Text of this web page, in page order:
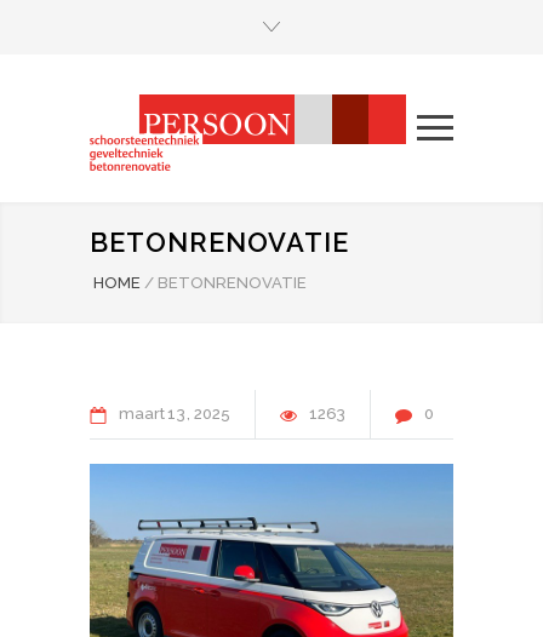
BETONRENOVATIE
HOME / BETONRENOVATIE
maart13 2025 1263 0